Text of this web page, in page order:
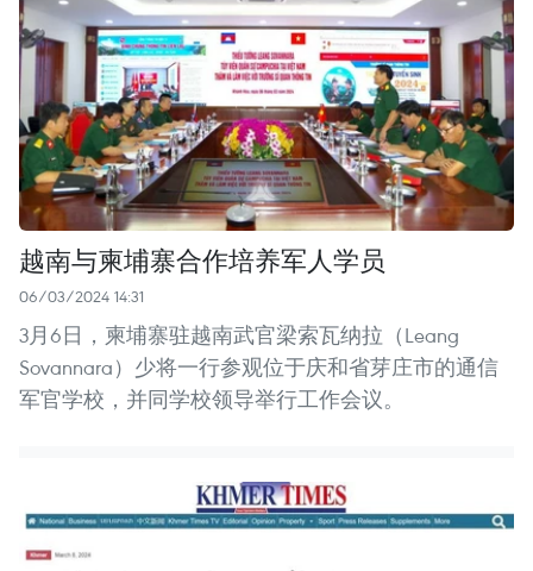
越南与柬埔寨合作培养军人学员
06/03/2024 14:31
3月6日，柬埔寨驻越南武官梁索瓦纳拉（Leang
Sovannara）少将一行参观位于庆和省芽庄市的通信
军官学校，并同学校领导举行工作会议。